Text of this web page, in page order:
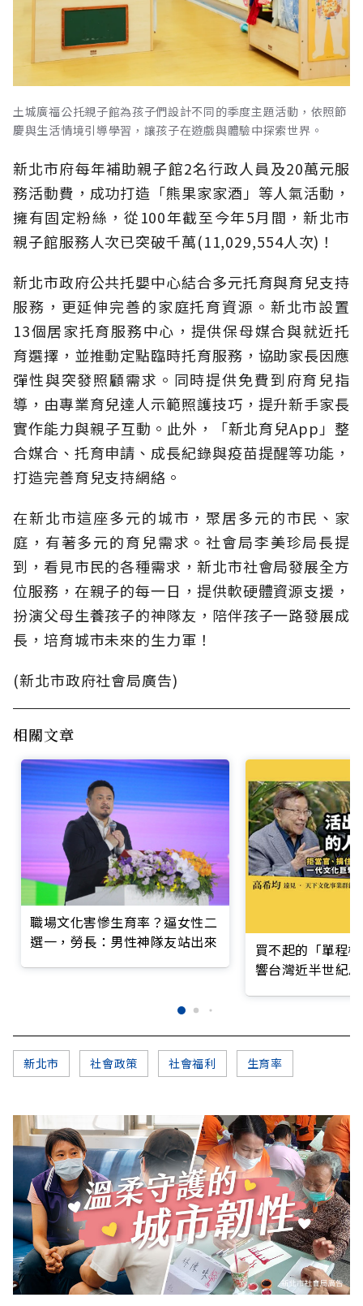
土城廣福公托親子館為孩子們設計不同的季度主題活動，依照節
慶與生活情境引導學習，讓孩子在遊戲與體驗中探索世界。
新北市府每年補助親子館2名行政人員及20萬元服
務活動費，成功打造「熊果家家酒」等人氣活動，
擁有固定粉絲，從100年截至今年5月間，新北市
親子館服務人次已突破千萬(11,029,554人次)！
新北市政府公共托嬰中心結合多元托育與育兒支持
服務，更延伸完善的家庭托育資源。新北市設置
13個居家托育服務中心，提供保母媒合與就近托
育選擇，並推動定點臨時托育服務，協助家長因應
彈性與突發照顧需求。同時提供免費到府育兒指
導，由專業育兒達人示範照護技巧，提升新手家長
實作能力與親子互動。此外，「新北育兒App」整
合媒合、托育申請、成長紀錄與疫苗提醒等功能，
打造完善育兒支持網絡。
在新北市這座多元的城市，聚居多元的市民、家
庭，有著多元的育兒需求。社會局李美珍局長提
到，看見市民的各種需求，新北市社會局發展全方
位服務，在親子的每一日，提供軟硬體資源支援，
扮演父母生養孩子的神隊友，陪伴孩子一路發展成
長，培育城市未來的生力軍！
(新北市政府社會局廣告)
相關文章
職場文化害慘生育率？逼女性二
選一，勞長：男性神隊友站出來
買不起的「單程
響台灣近半世紀
新北市 社會政策 社會福利 生育率